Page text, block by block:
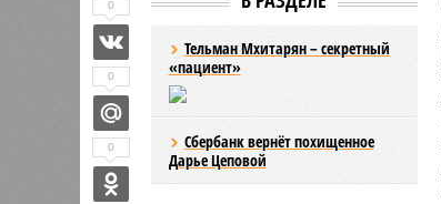
Тельман Мхитарян – секретный
«пациент»
Сбербанк вернёт похищенное
Дарье Цеповой
0
0
0